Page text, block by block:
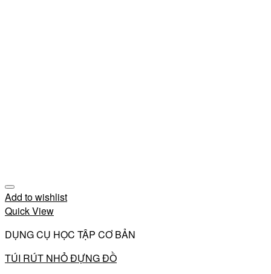
Add to wishlist
Quick View
DỤNG CỤ HỌC TẬP CƠ BẢN
TÚI RÚT NHỎ ĐỰNG ĐỒ